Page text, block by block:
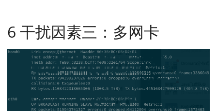
6 干扰因素三：多网卡